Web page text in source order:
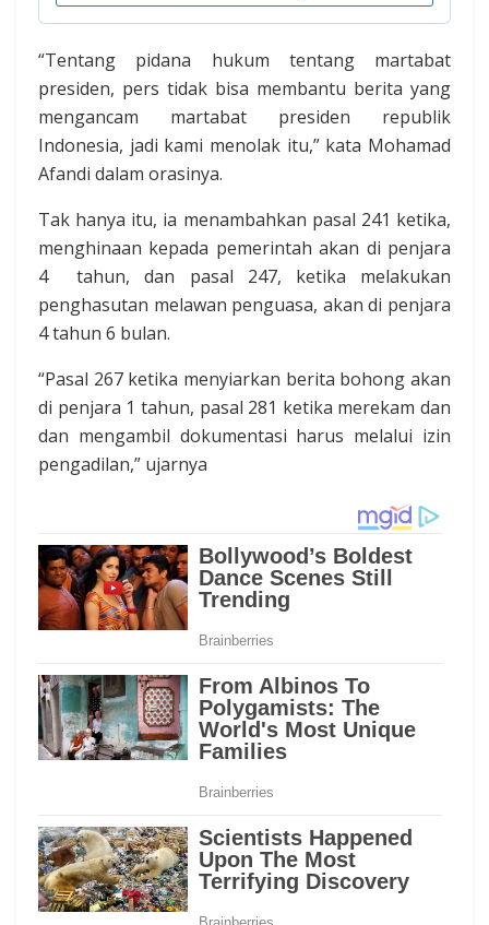
“Tentang pidana hukum tentang martabat
presiden, pers tidak bisa membantu berita yang
mengancam martabat presiden republik
Indonesia, jadi kami menolak itu,” kata Mohamad
Afandi dalam orasinya.
Tak hanya itu, ia menambahkan pasal 241 ketika,
menghinaan kepada pemerintah akan di penjara
4 tahun, dan pasal 247, ketika melakukan
penghasutan melawan penguasa, akan di penjara
4 tahun 6 bulan.
“Pasal 267 ketika menyiarkan berita bohong akan
di penjara 1 tahun, pasal 281 ketika merekam dan
dan mengambil dokumentasi harus melalui izin
pengadilan,” ujarnya